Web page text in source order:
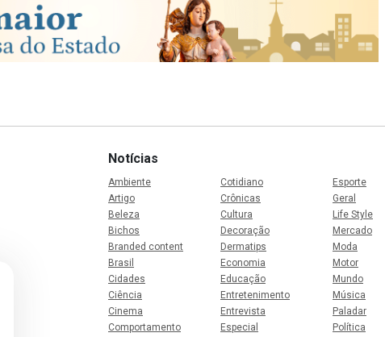
Notícias
Ambiente
Artigo
Beleza
Bichos
Branded content
Brasil
Cidades
Ciência
Cinema
Comportamento
Cotidiano
Crônicas
Cultura
Decoração
Dermatips
Economia
Educação
Entretenimento
Entrevista
Especial
Esporte
Geral
Life Style
Mercado
Moda
Motor
Mundo
Música
Paladar
Política